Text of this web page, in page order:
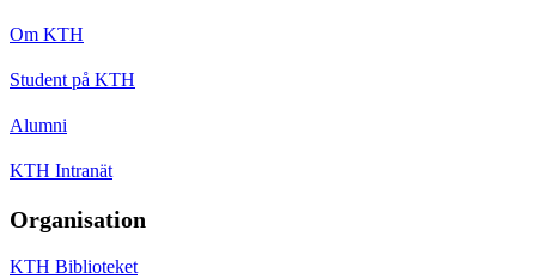
Om KTH
Student på KTH
Alumni
KTH Intranät
Organisation
KTH Biblioteket